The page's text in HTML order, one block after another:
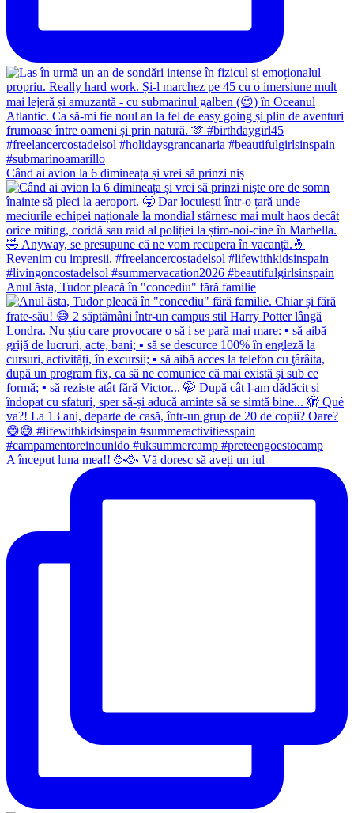
Când ai avion la 6 dimineața și vrei să prinzi niș
Anul ăsta, Tudor pleacă în "concediu" fără familie
A început luna mea!! 🥳🥳 Vă doresc să aveți un iul